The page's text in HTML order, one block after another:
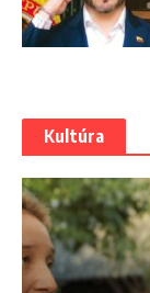
Kultúra